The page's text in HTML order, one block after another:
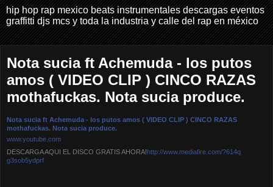
hip hop rap mexico beats instrumentales descargas eventos
graffitti djs mcs y toda la industria y calle del rap en méxico
Nota sucia ft Achemuda - los putos
amos ( VIDEO CLIP ) CINCO RAZAS
mothafuckas. Nota sucia produce.
Nota sucia ft Achemuda - los putos amos ( VIDEO CLIP ) CINCO RAZAS
mothafuckas. Nota sucia produce.
www.youtube.com
DESCARGA AQUI EL DISCO GRATIS AHORA!http://www.mediafire.com/?614q
g3sob5ydprf